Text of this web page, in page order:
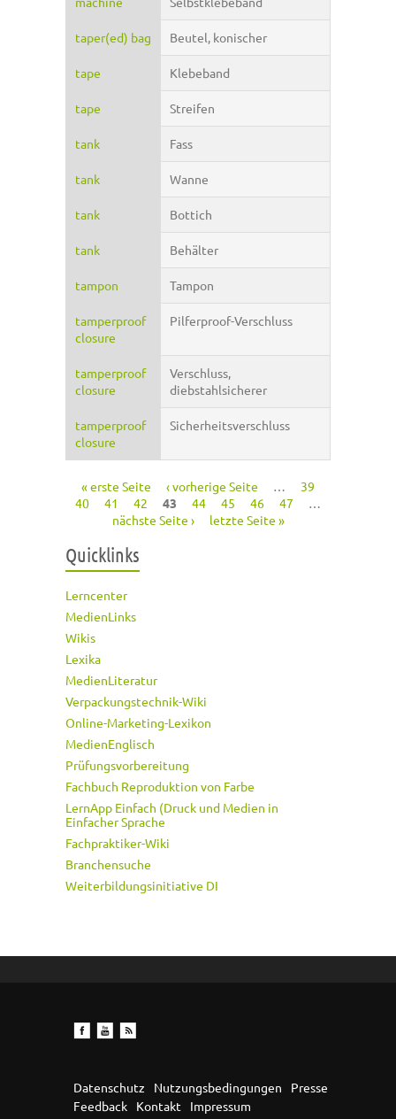
taper(ed) bag Beutel, konischer
tape Klebeband
tape Streifen
tank Fass
tank Wanne
tank Bottich
tank Behälter
tampon Tampon
tamperproof
closure
Pilferproof-Verschluss
tamperproof
closure
Verschluss,
diebstahlsicherer
tamperproof
closure
Sicherheitsverschluss
Seiten
« erste Seite ‹ vorherige Seite …
39
40
41 42 43 44 45 46 47
…
nächste Seite ›
letzte Seite »
Quicklinks
Lerncenter
MedienLinks
Wikis
Lexika
MedienLiteratur
Verpackungstechnik-Wiki
Online-Marketing-Lexikon
MedienEnglisch
Prüfungsvorbereitung
Fachbuch Reproduktion von Farbe
LernApp Einfach (Druck und Medien in
Einfacher Sprache
Fachpraktiker-Wiki
Branchensuche
Weiterbildungsinitiative DI
Datenschutz Nutzungsbedingungen
Presse
Feedback
Kontakt Impressum